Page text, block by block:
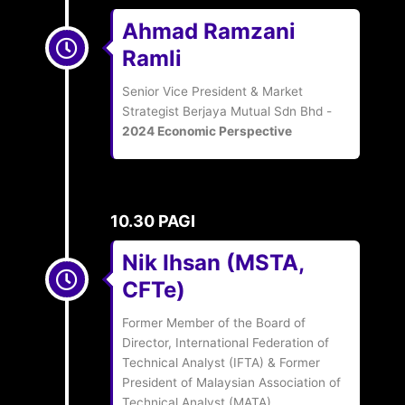
Ahmad Ramzani
Ramli
Senior Vice President & Market
Strategist Berjaya Mutual Sdn Bhd -
2024 Economic Perspective
10.30 PAGI
Nik Ihsan (MSTA,
CFTe)
Former Member of the Board of
Director, International Federation of
Technical Analyst (IFTA) & Former
President of Malaysian Association of